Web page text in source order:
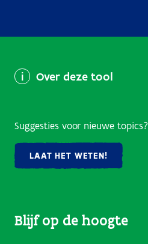
Over deze tool
Suggesties voor nieuwe topics?
LAAT HET WETEN!
Blijf op de hoogte